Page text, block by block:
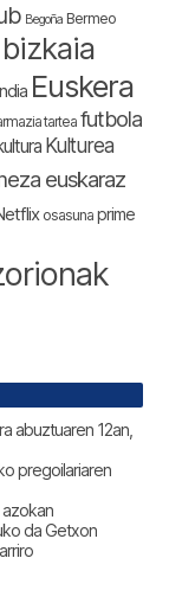
Begoña Bermeo
bizkaia
Euskera
tarteafutbola
Kulturea
euskaraz
osasuna prime
abuztuaren 12an,
pregoilariaren
da Getxon